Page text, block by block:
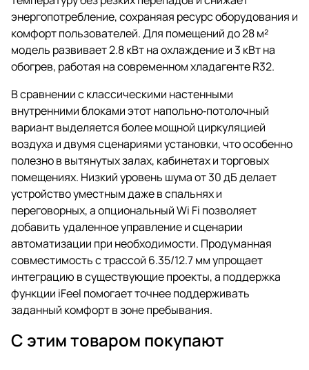
энергопотребление, сохраняая ресурс оборудования и
комфорт пользователей. Для помещений до 28 м²
модель развивает 2.8 кВт на охлаждение и 3 кВт на
обогрев, работая на современном хладагенте R32.
В сравнении с классическими настенными
внутренними блоками этот напольно‑потолочный
вариант выделяется более мощной циркуляцией
воздуха и двумя сценариями установки, что особенно
полезно в вытянутых залах, кабинетах и торговых
помещениях. Низкий уровень шума от 30 дБ делает
устройство уместным даже в спальнях и
переговорных, а опциональный Wi Fi позволяет
добавить удаленное управление и сценарии
автоматизации при необходимости. Продуманная
совместимость с трассой 6.35/12.7 мм упрощает
интеграцию в существующие проекты, а поддержка
функции iFeel помогает точнее поддерживать
заданный комфорт в зоне пребывания.
С этим товаром покупают